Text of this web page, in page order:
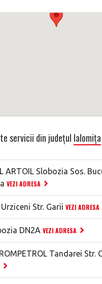
servicii din județul Ialomița
ARTOIL Slobozia Sos.
VEZI ADRESA
Str. Garii VEZI ADRESA
DN2A VEZI ADRESA
Tandarei Str.